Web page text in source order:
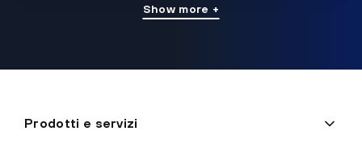
Show more +
Prodotti e servizi